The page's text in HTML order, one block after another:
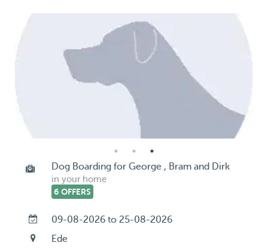
Dog Boarding for George , Bram and Dirk
in your home
6 OFFERS
09-08-2026 to 25-08-2026
Ede